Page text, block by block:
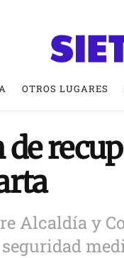
OTROS LUGARES
Alcaldía y